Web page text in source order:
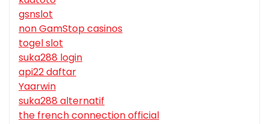
gsnslot
non GamStop casinos
togel slot
suka288 login
api22 daftar
Yaarwin
suka288 alternatif
the french connection official